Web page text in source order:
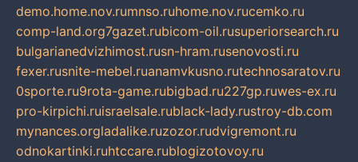
demo.home.nov.rumnso.ruhome.nov.rucemko.ru
comp-land.org7gazet.rubicom-oil.rusuperiorsearch.ru
bulgarianedvizhimost.rusn-hram.rusenovosti.ru
fexer.rusnite-mebel.ruanamvkusno.rutechnosaratov.ru
0sporte.ru9rota-game.rubigbad.ru227gp.ruwes-ex.ru
pro-kirpichi.ruisraelsale.rublack-lady.rustroy-db.com
mynances.orgladalike.ruzozor.rudvigremont.ru
odnokartinki.ruhtccare.rublogizotovoy.ru